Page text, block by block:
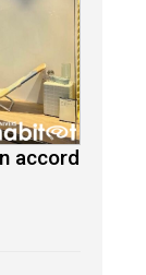
accord